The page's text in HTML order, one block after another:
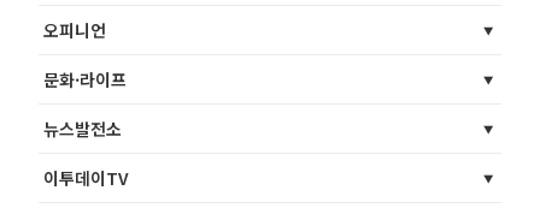
오피니언
문화·라이프
뉴스발전소
이투데이TV